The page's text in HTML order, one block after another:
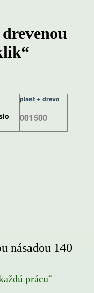
plast + drevo
001500
násadou 140
prácu“